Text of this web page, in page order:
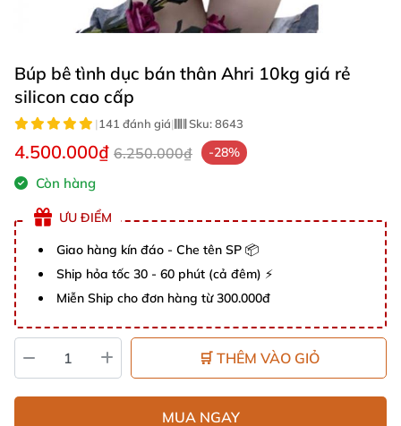
Búp bê tình dục bán thân Ahri 10kg giá rẻ
silicon cao cấp
|141 đánh giá| Sku:8643
4.500.000₫ 6.250.000₫ -28%
Còn hàng
ƯU ĐIỂM
Giao hàng kín đáo - Che tên SP 📦
Ship hỏa tốc 30 - 60 phút (cả đêm) ⚡
Miễn Ship cho đơn hàng từ 300.000đ
🛒 THÊM VÀO GIỎ
MUA NGAY